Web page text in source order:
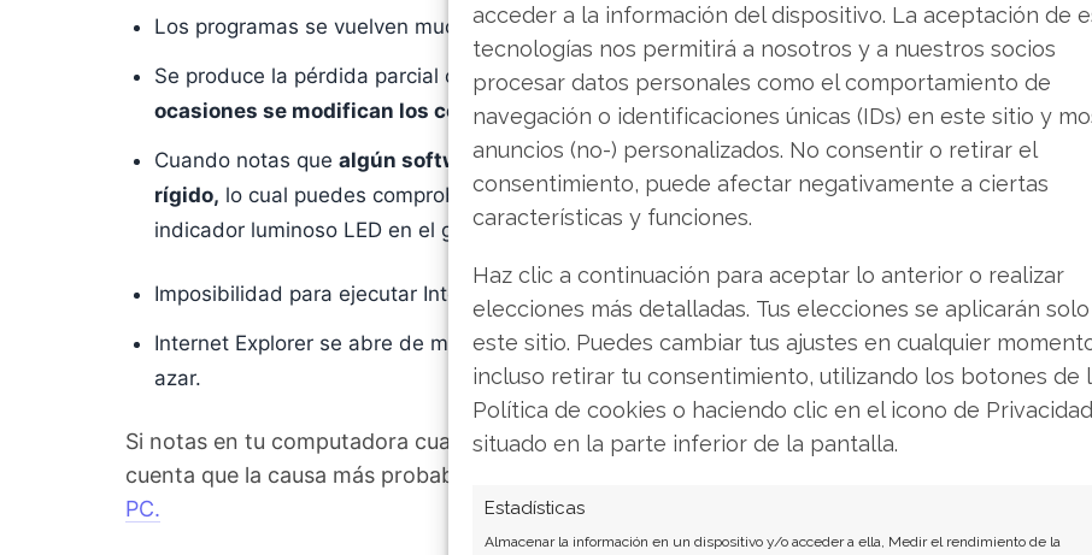
acceder a la información del dispositivo. La aceptación de
tecnologías nos permitirá a nosotros y a nuestros socios
procesar datos personales como el comportamiento de
navegación o identificaciones únicas (IDs) en este sitio y
anuncios (no-) personalizados. No consentir o retirar el
consentimiento, puede afectar negativamente a ciertas
características y funciones.
Haz clic a continuación para aceptar lo anterior o realizar
elecciones más detalladas. Tus elecciones se aplicarán
este sitio. Puedes cambiar tus ajustes en cualquier
incluso retirar tu consentimiento, utilizando los botones de
Política de cookies o haciendo clic en el icono de Privacidad
situado en la parte inferior de la pantalla.
Estadísticas
Almacenar la información en un dispositivo y/o acceder a ella, Medir el rendimiento de la
Los programas se vuelven mucho más lentos en sus procesos habituales.
Se produce la pérdida parcial o total de archivos y carpetas,o bien notas que en algunas
ocasiones se modifican los contenidossin tu autorización.
Cuando notas que algún software está intentado acceder de manera frecuente al disco
rígido, lo cual puedes comprobar observando con qué intensidad y rapidez parpadea el
indicador luminoso LED en el gabinete que muestra la actividad del disco.
Imposibilidad para ejecutar Internet Explorer.
Internet Explorer se abre de manera automática, sin tu autorización, y muestra páginas al
azar.
Si notas en tu computadora cualquiera de estos síntomas, entonces debes tener en
cuenta que la causa más probable de ello es que algún virus o malware haya
PC.